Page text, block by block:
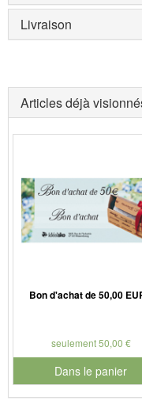
Livraison
Articles déjà
Bon d'achat de 50,00
seulement 50,00 €
Dans le panier
pour le numéro de